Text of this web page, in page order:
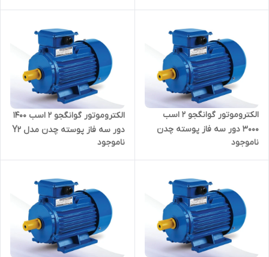
الکتروموتور گوانگجو 2 اسب
3000 دور سه فاز پوسته چدن
مدل Y2 ترمینال بالا
ناموجود
الکتروموتور گوانگجو 2 اسب 1400
دور سه فاز پوسته چدن مدل Y2
ترمینال بالا
ناموجود